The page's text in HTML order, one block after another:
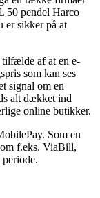
50 pendel Harco
er sikker på at
af at en e-
som kan ses
signal om en
alt dækket ind
online butikker.
Som en
f.eks. ViaBill,